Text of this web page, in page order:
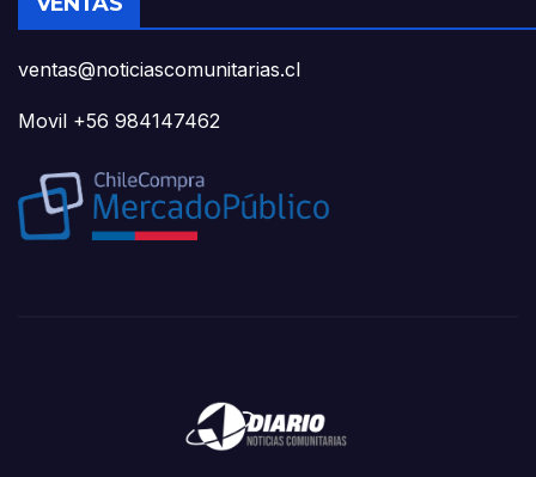
ventas@noticiascomunitarias.cl
Movil +56 984147462